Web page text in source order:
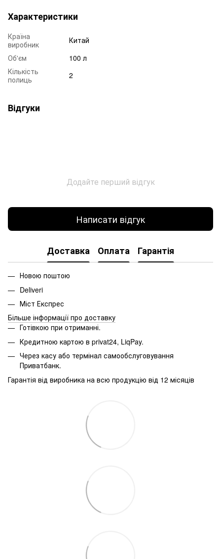
Характеристики
Країна
виробник
Китай
Об'єм
100 л
Кількість
полиць
2
Відгуки
Додайте перший відгук
Написати відгук
Доставка Оплата Гарантія
Новою поштою
Deliveri
Міст Експрес
Більше інформації про доставку
Готівкою при отриманні.
Кредитною картою в privat24, LiqPay.
Через касу або термінал самообслуговування
Приватбанк.
Гарантія від виробника на всю продукцію від 12 місяців